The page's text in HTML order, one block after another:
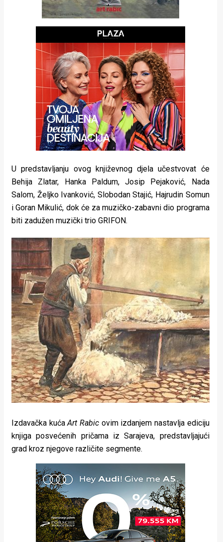
Magazin
U predstavljanju ovog književnog djela učestvovat će
Behija Zlatar, Hanka Paldum, Josip Pejaković, Nada
Salom, Željko Ivanković, Slobodan Stajić, Hajrudin Somun
i Goran Mikulić, dok će za muzičko-zabavni dio programa
biti zadužen muzički trio GRIFON.
Izdavačka kućaArt Rabic ovim izdanjem nastavlja ediciju
knjiga posvećenih pričama iz Sarajeva, predstavljajući
grad kroz njegove različite segmente.